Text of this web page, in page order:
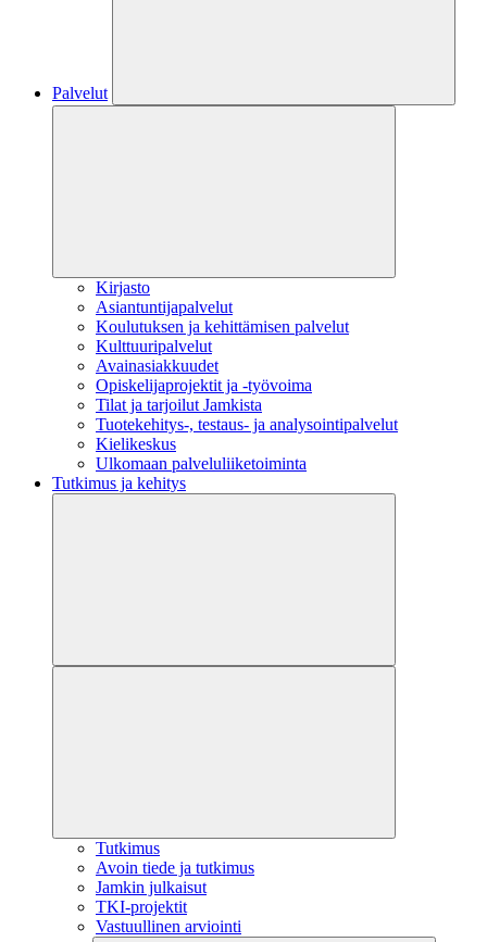
Palvelut
Kirjasto
Asiantuntijapalvelut
Koulutuksen ja kehittämisen palvelut
Kulttuuripalvelut
Avainasiakkuudet
Opiskelijaprojektit​ ja -työvoima
Tilat ja tarjoilut Jamkista
Tuotekehitys-, testaus- ja analysointipalvelut
Kielikeskus
Ulkomaan palveluliiketoiminta
Tutkimus ja kehitys
Tutkimus
Avoin tiede ja tutkimus
Jamkin julkaisut
TKI-projektit
Vastuullinen arviointi